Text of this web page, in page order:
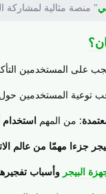
" منصة مثالية لمشاركة
على المستخدمين
توعية المستخدمين
: من المهم استخدام
جزءا مهمّا من عالم
البيجر وأسباب